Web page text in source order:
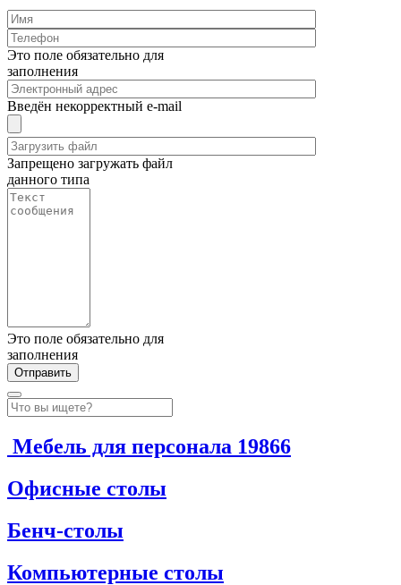
Это поле обязательно для
заполнения
Введён некорректный e-mail
Запрещено загружать файл
данного типа
Это поле обязательно для
заполнения
Мебель для персонала 19866
Офисные столы
Бенч-столы
Компьютерные столы